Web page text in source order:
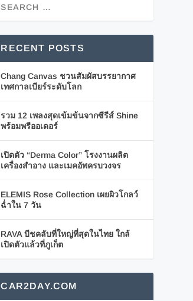
RECENT POSTS
Chang Canvas ชวนสัมผัสบรรยากาศ
เทศกาลเบียร์ระดับโลก
รวม 12 เพลงสุดเข้มข้นจากซีรีส์ Shine
พร้อมพรีออเดอร์
เปิดตัว “Derma Color” โรงงานผลิต
เครื่องสำอาง และเมคอัพครบวงจร
ELEMIS Rose Collection เผยผิวโกลว์
ฉ่ำใน 7 วัน
RAVA บีชคลับที่ใหญ่ที่สุดในไทย ใกล้
เปิดตัวแล้วที่ภูเก็ต
CAR2DAY.COM